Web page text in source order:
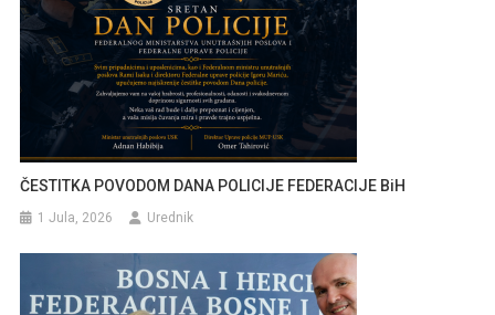
ČESTITKA POVODOM DANA POLICIJE FEDERACIJE BiH
1 Jula, 2026 Urednik